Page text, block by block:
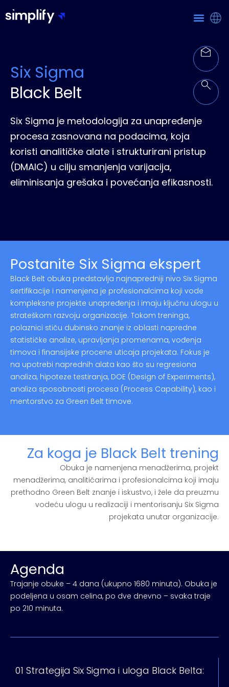
Six Sigma
Black Belt
Six Sigma je metodologija za unapređenje
procesa zasnovana na podacima, koja
koristi analitičke alate i strukturirani pristup
(DMAIC) u cilju smanjenja varijacija,
eliminisanja grešaka i povećanja efikasnosti.
Postanite Six Sigma ekspert
Black Belt obuka predstavlja najnapredniji nivo Six Sigma
sertifikacije i namenjena je profesionalcima koji vode
kompleksne projekte unapređenja i imaju ključnu ulogu u
strateškom razvoju organizacije. Tokom treninga,
polaznici stiču dubinsko znanje iz oblasti napredne
statističke analize, upravljanja promenama, vođenja
timova i finansijske procene uticaja projekata. Fokus je
na upotrebi naprednih alata kao što su regresiona
analiza, hipoteze testiranja, DOE (Design of Experiments),
analiza sposobnosti procesa (Process Capability), kao i
mentorstvo za Green Belt timove.
Za koga je Black Belt trening
Obuka je namenjena menadžerima, projekt
menadžerima, analitičarima i profesionalcima koji imaju
prethodno Green Belt znanje i iskustvo, i žele da preuzmu
vodeću ulogu u realizaciji i mentorisanju Six Sigma
projekata unutar organizacije.
Agenda
Trajanje obuke – 4 dana (ukupno 1680 minuta). Obuka je
podeljena u osam celina, po dve dnevno – svaka traje
po 210 minuta.
01 Strategija Six Sigma i uloga Black Belta: